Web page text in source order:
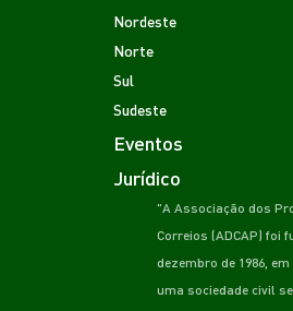
Nordeste
Norte
Sul
Sudeste
Eventos
Jurídico
"A Associação dos
Correios (ADCAP) foi
dezembro de 1986,
uma sociedade civil